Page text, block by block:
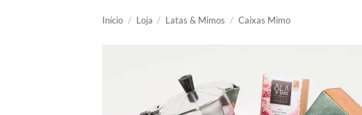
Início / Loja / Latas & Mimos / Caixas Mimo